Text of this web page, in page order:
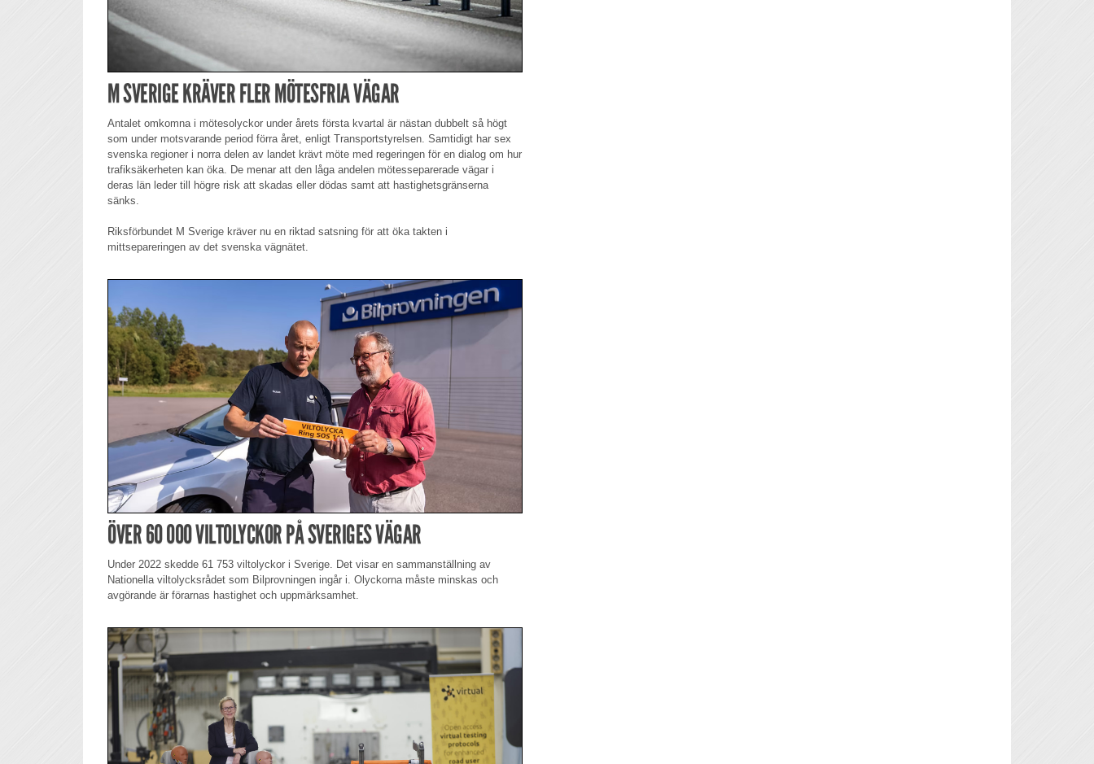
M SVERIGE KRÄVER FLER MÖTESFRIA VÄGAR
Antalet omkomna i mötesolyckor under årets första kvartal är nästan dubbelt så högt
som under motsvarande period förra året, enligt Transportstyrelsen. Samtidigt har sex
svenska regioner i norra delen av landet krävt möte med regeringen för en dialog om hur
trafiksäkerheten kan öka. De menar att den låga andelen mötesseparerade vägar i
deras län leder till högre risk att skadas eller dödas samt att hastighetsgränserna
sänks.
Riksförbundet M Sverige kräver nu en riktad satsning för att öka takten i
mittsepareringen av det svenska vägnätet.
ÖVER 60 000 VILTOLYCKOR PÅ SVERIGES VÄGAR
Under 2022 skedde 61 753 viltolyckor i Sverige. Det visar en sammanställning av
Nationella viltolycksrådet som Bilprovningen ingår i. Olyckorna måste minskas och
avgörande är förarnas hastighet och uppmärksamhet.